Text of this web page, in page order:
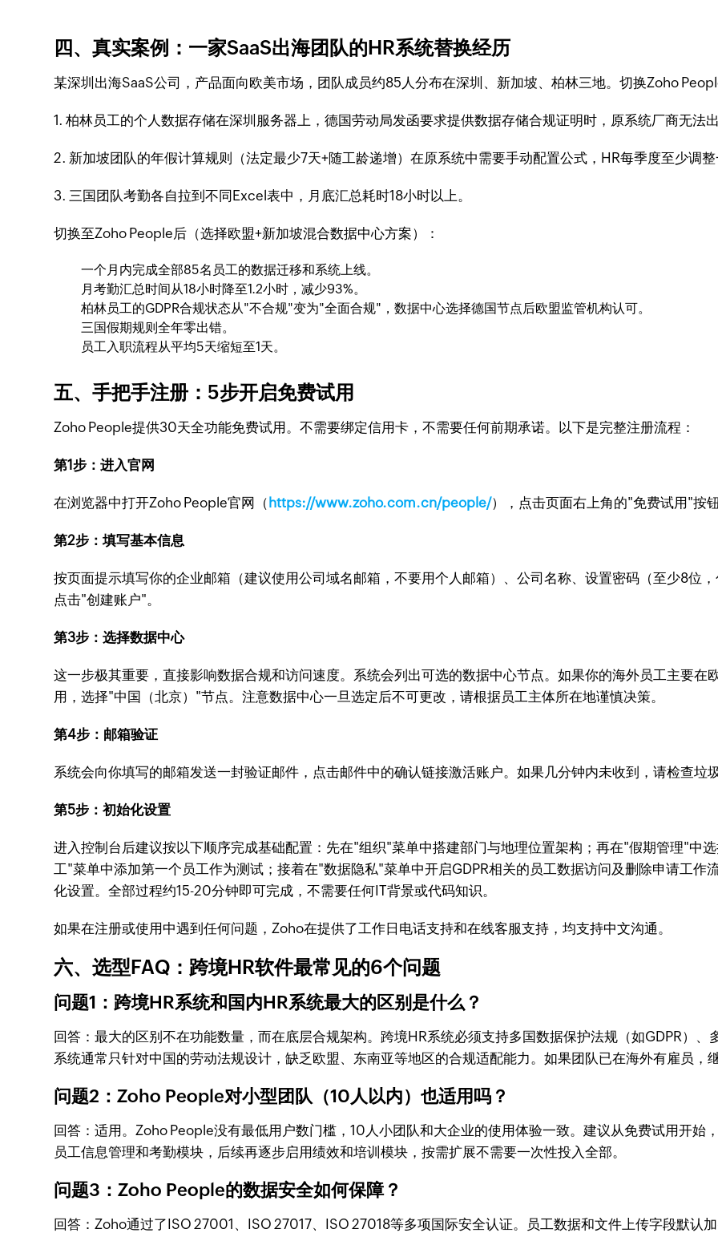
四、真实案例：一家SaaS出海团队的HR系统替换经历
某深圳出海SaaS公司，产品面向欧美市场，团队成员约85人分布在深圳、新加坡、柏林三地。切换Zoho
1. 柏林员工的个人数据存储在深圳服务器上，德国劳动局发函要求提供数据存储合规证明时，原系统厂商无法
2. 新加坡团队的年假计算规则（法定最少7天+随工龄递增）在原系统中需要手动配置公式，HR每季度至少调
3. 三国团队考勤各自拉到不同Excel表中，月底汇总耗时18小时以上。
切换至Zoho People后（选择欧盟+新加坡混合数据中心方案）：
一个月内完成全部85名员工的数据迁移和系统上线。
月考勤汇总时间从18小时降至1.2小时，减少93%。
柏林员工的GDPR合规状态从"不合规"变为"全面合规"，数据中心选择德国节点后欧盟监管机构认可。
三国假期规则全年零出错。
员工入职流程从平均5天缩短至1天。
五、手把手注册：5步开启免费试用
Zoho People提供30天全功能免费试用。不需要绑定信用卡，不需要任何前期承诺。以下是完整注册流程：
第1步：进入官网
在浏览器中打开Zoho People官网（ https://www.zoho.com.cn/people/），点击页面右上角的"免费试用"按
第2步：填写基本信息
按页面提示填写你的企业邮箱（建议使用公司域名邮箱，不要用个人邮箱）、公司名称、设置密码（至少8位
点击"创建账户"。
第3步：选择数据中心
这一步极其重要，直接影响数据合规和访问速度。系统会列出可选的数据中心节点。如果你的海外员工主要
用，选择"中国（北京）"节点。注意数据中心一旦选定后不可更改，请根据员工主体所在地谨慎决策。
第4步：邮箱验证
系统会向你填写的邮箱发送一封验证邮件，点击邮件中的确认链接激活账户。如果几分钟内未收到，请检查垃
第5步：初始化设置
进入控制台后建议按以下顺序完成基础配置：先在"组织"菜单中搭建部门与地理位置架构；再在"假期管理"中
工"菜单中添加第一个员工作为测试；接着在"数据隐私"菜单中开启GDPR相关的员工数据访问及删除申请工作
化设置。全部过程约15-20分钟即可完成，不需要任何IT背景或代码知识。
如果在注册或使用中遇到任何问题，Zoho在提供了工作日电话支持和在线客服支持，均支持中文沟通。
六、选型FAQ：跨境HR软件最常见的6个问题
问题1：跨境HR系统和国内HR系统最大的区别是什么？
回答：最大的区别不在功能数量，而在底层合规架构。跨境HR系统必须支持多国数据保护法规（如GDPR）
系统通常只针对中国的劳动法规设计，缺乏欧盟、东南亚等地区的合规适配能力。如果团队已在海外有雇员，
问题2：Zoho People对小型团队（10人以内）也适用吗？
回答：适用。Zoho People没有最低用户数门槛，10人小团队和大企业的使用体验一致。建议从免费试用开始
员工信息管理和考勤模块，后续再逐步启用绩效和培训模块，按需扩展不需要一次性投入全部。
问题3：Zoho People的数据安全如何保障？
回答：Zoho通过了ISO 27001、ISO 27017、ISO 27018等多项国际安全认证。员工数据和文件上传字段默认